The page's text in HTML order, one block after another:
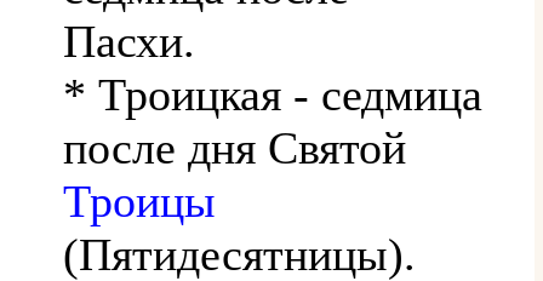
Пасхи.
* Троицкая - седмица
после дня Святой
Троицы
(Пятидесятницы).